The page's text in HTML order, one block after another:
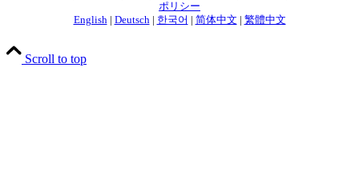
ポリシー
English| Deutsch| 한국어 简体中文 繁體中文
Scroll to top